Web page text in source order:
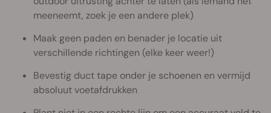
meeneemt, zoek je een andere plek)
Maak geen paden en benader je locatie uit
verschillende richtingen (elke keer weer!)
Bevestig duct tape onder je schoenen en vermijd
absoluut voetafdrukken